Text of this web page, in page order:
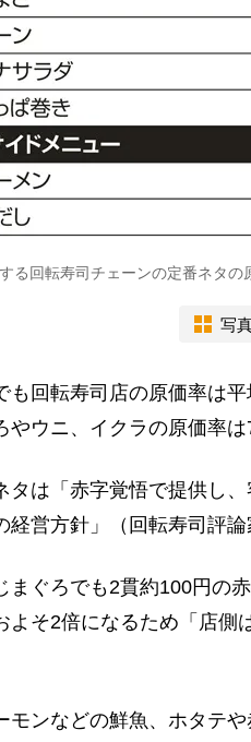
る回転寿司チェーンの定番ネタの
写
回転寿司店の原価率は
やウニ、イクラの原価率は
は「赤字覚悟で提供し
経営方針」（回転寿司評論
ぐろでも2貫約100円の
よそ2倍になるため「店側
ンなどの鮮魚、ホタテ